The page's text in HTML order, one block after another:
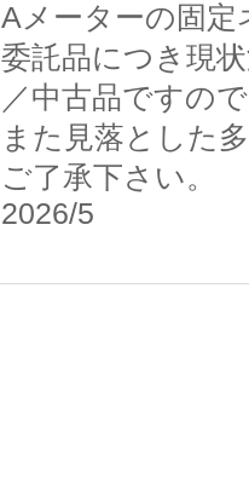
Aメーターの固定
委託品につき現
／中古品ですの
また見落とした
ご了承下さい。
2026/5